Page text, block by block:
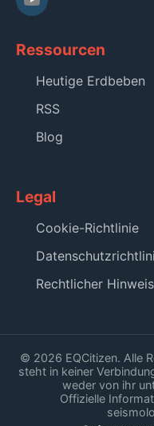
Ressourcen
Heutige Erdbeben
RSS
Blog
Legal
Cookie-Richtlinie
Rechtlicher Hinweis
© 2026 EQCitizen. Alle
steht in keiner
weder von ihr
Offizielle